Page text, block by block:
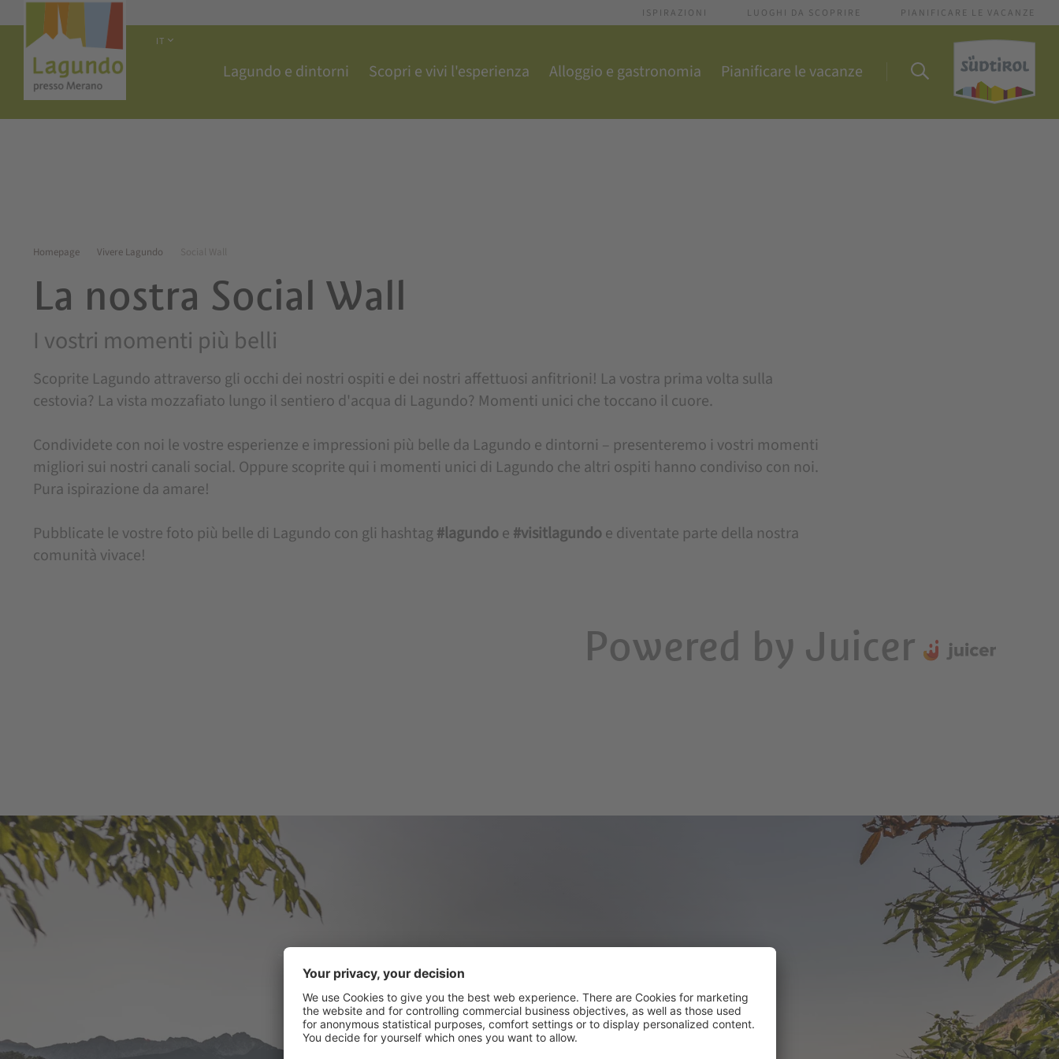
ISPIRAZIONI LUOGHI DA SCOPRIRE PIANIFICARE LE VACANZE
IT
Lagundo e dintorni Scopri e vivi l'esperienza Alloggio e gastronomia Pianificare le vacanze
Homepage Vivere Lagundo
La nostra Social Wall
I vostri momenti più belli
Scoprite Lagundo attraverso gli occhi dei nostri ospiti e dei nostri affettuosi anfitrioni! La vostra prima volta sulla
cestovia? La vista mozzafiato lungo il sentiero d'acqua di Lagundo? Momenti unici che toccano il cuore.
Condividete con noi le vostre esperienze e impressioni più belle da Lagundo e dintorni – presenteremo i vostri momenti
migliori sui nostri canali social. Oppure scoprite qui i momenti unici di Lagundo che altri ospiti hanno condiviso con noi.
Pura ispirazione da amare!
Pubblicate le vostre foto più belle di Lagundo con gli hashtag#lagundoe #visitlagundoe diventate parte della nostra
comunità vivace!
Powered by Juicer
Un paese che dona
energia